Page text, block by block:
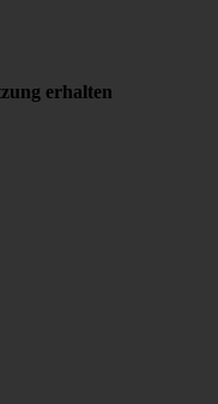
erhalten
Filiale MBE 0214